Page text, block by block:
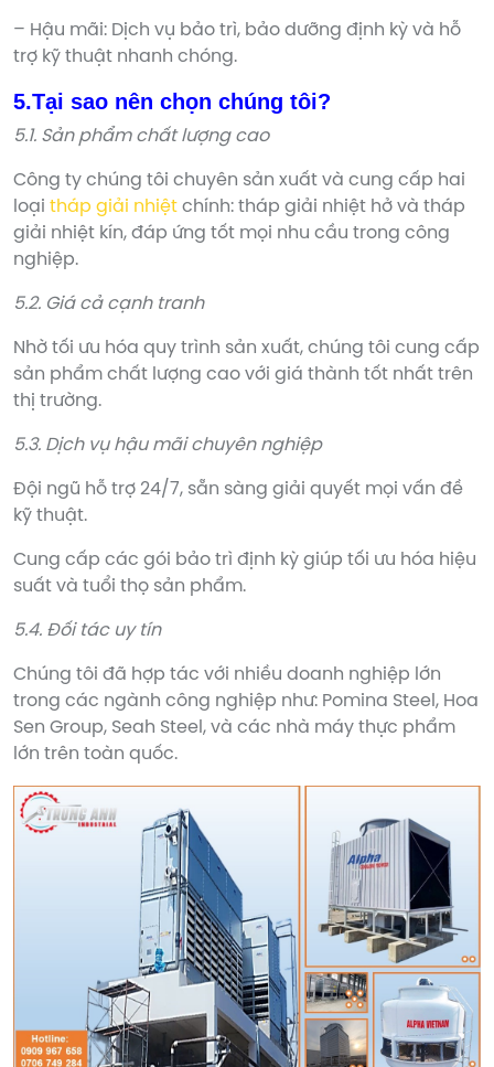
– Hậu mãi: Dịch vụ bảo trì, bảo dưỡng định kỳ và hỗ
trợ kỹ thuật nhanh chóng.
5.Tại sao nên chọn chúng tôi?
5.1. Sản phẩm chất lượng cao
Công ty chúng tôi chuyên sản xuất và cung cấp hai
loại tháp giải nhiệt chính: tháp giải nhiệt hở và tháp
giải nhiệt kín, đáp ứng tốt mọi nhu cầu trong công
nghiệp.
5.2. Giá cả cạnh tranh
Nhờ tối ưu hóa quy trình sản xuất, chúng tôi cung cấp
sản phẩm chất lượng cao với giá thành tốt nhất trên
thị trường.
5.3. Dịch vụ hậu mãi chuyên nghiệp
Đội ngũ hỗ trợ 24/7, sẵn sàng giải quyết mọi vấn đề
kỹ thuật.
Cung cấp các gói bảo trì định kỳ giúp tối ưu hóa hiệu
suất và tuổi thọ sản phẩm.
5.4. Đối tác uy tín
Chúng tôi đã hợp tác với nhiều doanh nghiệp lớn
trong các ngành công nghiệp như: Pomina Steel, Hoa
Sen Group, Seah Steel, và các nhà máy thực phẩm
lớn trên toàn quốc.